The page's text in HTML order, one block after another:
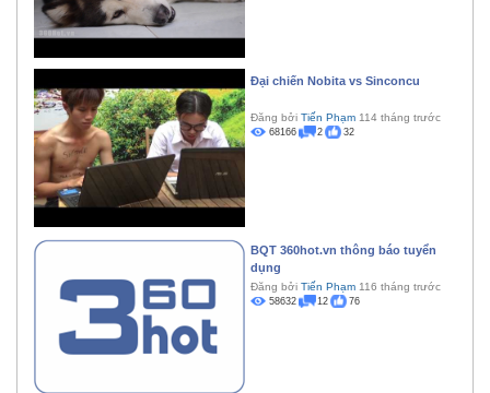
Đại chiến Nobita vs Sinconcu
Đăng bởi Tiến Phạm 114 tháng trước
68166 2 32
BQT 360hot.vn thông báo tuyển
dụng
Đăng bởi Tiến Phạm 116 tháng trước
58632 12 76